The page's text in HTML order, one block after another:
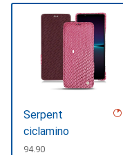
Serpent
ciclamino
CHF
94.90